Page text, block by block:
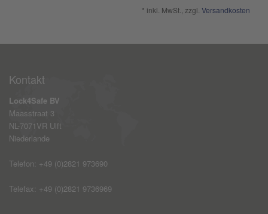
* inkl. MwSt., zzgl. Versandkosten
Kontakt
Lock4Safe BV
Maasstraat 3
NL-7071VR Ulft
Niederlande
Telefon: +49 (0)2821 973690
Telefax: +49 (0)2821 9736969